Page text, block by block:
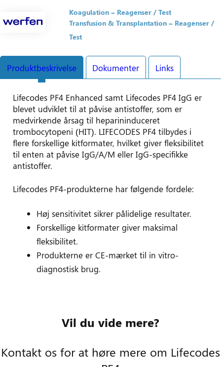
Koagulation
Reagenser / Test
Transfusion & Transplantation
Reagenser /
Test
Produktbeskrivelse Dokumenter Links
Lifecodes PF4 Enhanced samt Lifecodes PF4 IgG er
blevet udviklet til at påvise antistoffer, som er
medvirkende årsag til heparininduceret
trombocytopeni (HIT). LIFECODES PF4 tilbydes i
flere forskellige kitformater, hvilket giver fleksibilitet
til enten at påvise IgG/A/M eller IgG-specifikke
antistoffer.
Lifecodes PF4-produkterne har følgende fordele:
Høj sensitivitet sikrer pålidelige resultater.
Forskellige kitformater giver maksimal
fleksibilitet.
Produkterne er CE-mærket til in vitro-
diagnostisk brug.
Find relevante sikkerhedsdatablade
mere om PF4 på Werfens
Vil du vide mere?
Kontakt os for at høre mere om Lifecodes